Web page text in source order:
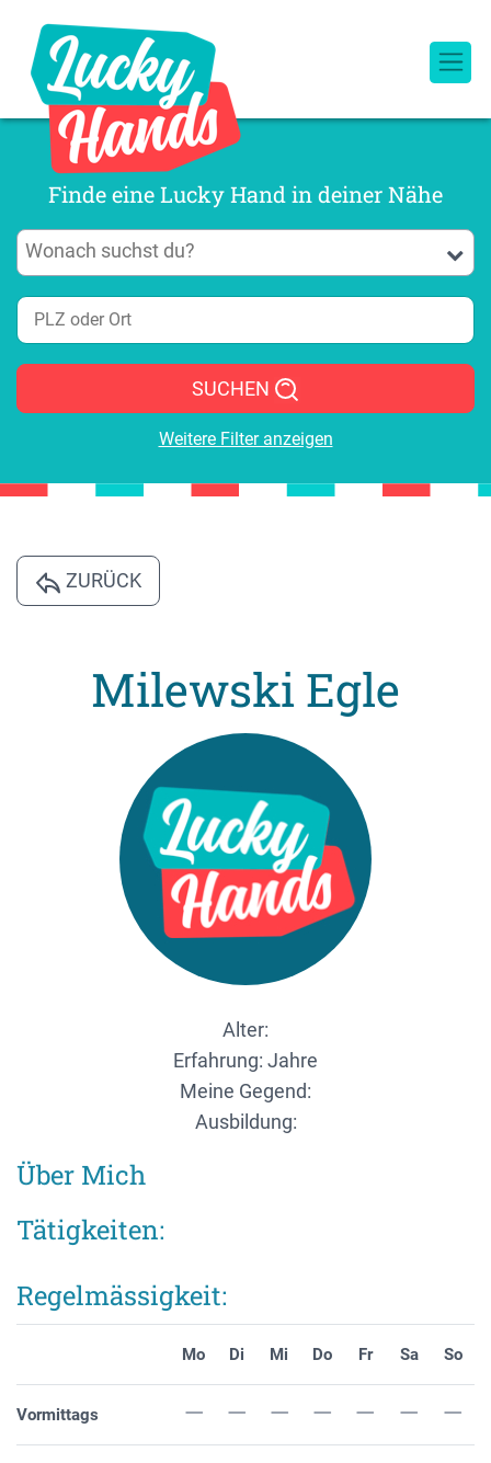
Finde eine Lucky Hand in deiner Nähe
SUCHEN
Weitere Filter anzeigen
ZURÜCK
Milewski Egle
Alter:
Erfahrung: Jahre
Meine Gegend:
Ausbildung:
Über Mich
Tätigkeiten:
Regelmässigkeit:
Mo Di Mi Do Fr Sa So
Vormittags